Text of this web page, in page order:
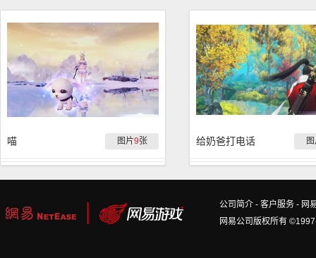
图片9张
喵 给奶爸打电话
公司简介 - 客户服务 - 网
网易公司版权所有